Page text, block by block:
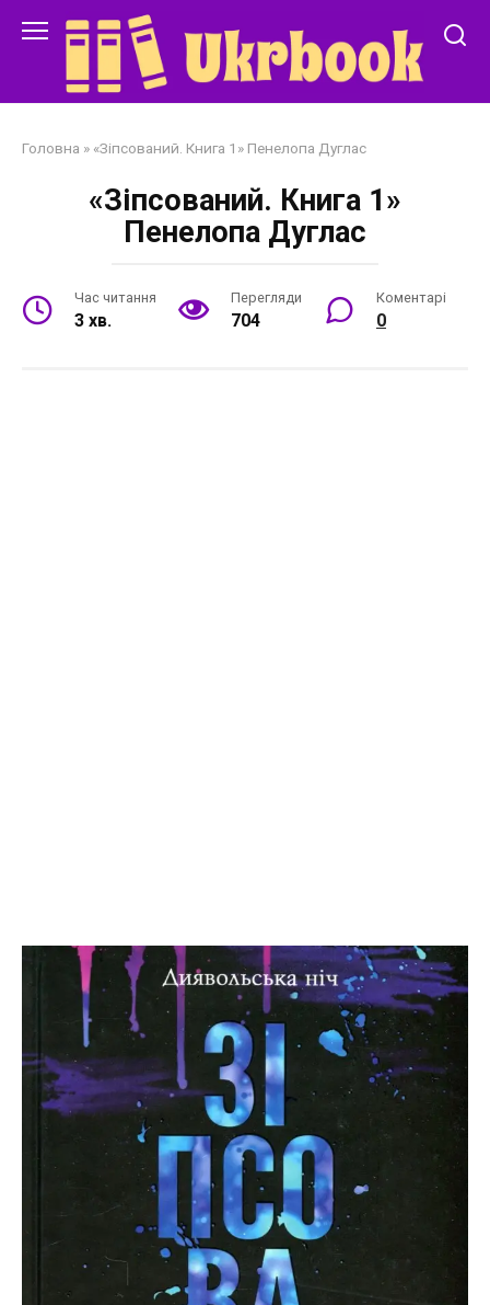
Головна » «Зіпсований. Книга 1» Пенелопа Дуглас
«Зіпсований. Книга 1»
Пенелопа Дуглас
Час читання
3 хв.
Перегляди
704
Коментарі
0